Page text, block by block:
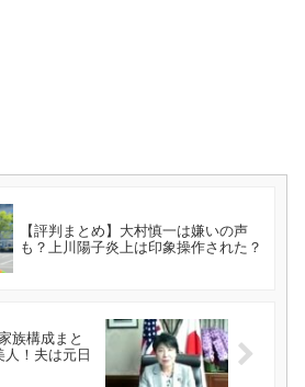
【評判まとめ】大村慎一は嫌いの声
も？上川陽子炎上は印象操作された？
族構成まと
！夫は元日